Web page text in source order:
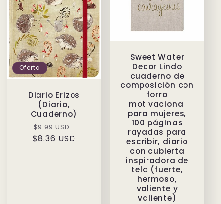
Oferta
Diario Erizos
(Diario,
Cuaderno)
Precio
habitual
$9.99 USD
$8.36 USD
Sweet Water
Decor Lindo
cuaderno de
composición con
forro
motivacional
para mujeres,
100 páginas
rayadas para
escribir, diario
con cubierta
inspiradora de
tela (fuerte,
hermoso,
valiente y
valiente)